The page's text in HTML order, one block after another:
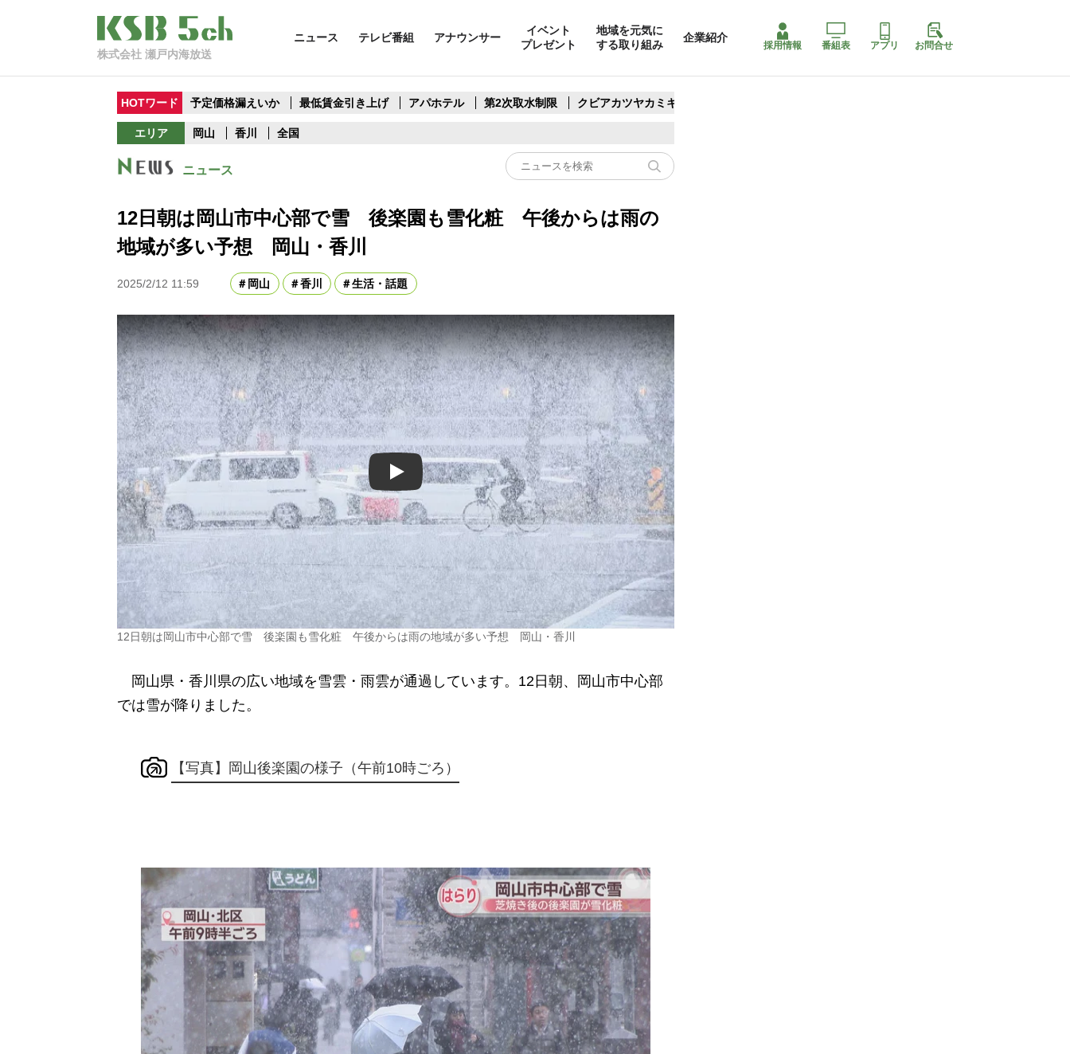
株式会社 瀬戸内海放送
ニュース テレビ番組 アナウンサー
イベント
プレゼント
地域を元気に
する取り組み
企業紹介
採用情報 番組表 アプリ お問合せ
HOTワード 予定価格漏えいか 最低賃金引き上げ アパホテル 第2次取水制限 クビアカツヤカミキリ
エリア 岡山 香川 全国
ニュース
12日朝は岡山市中心部で雪 後楽園も雪化粧 午後からは雨の
地域が多い予想 岡山・香川
2025/2/12 11:59 岡山 香川 生活・話題
Play
12日朝は岡山市中心部で雪 後楽園も雪化粧 午後からは雨の地域が多い予想 岡山・香川
岡山県・香川県の広い地域を雪雲・雨雲が通過しています。12日朝、岡山市中心部
では雪が降りました。
【写真】岡山後楽園の様子（午前10時ごろ）